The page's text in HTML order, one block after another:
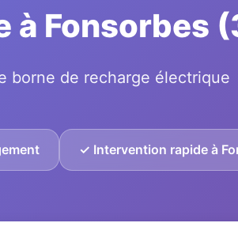
à Fonsorbes
borne de recharge électrique
✓ Intervention rapide à